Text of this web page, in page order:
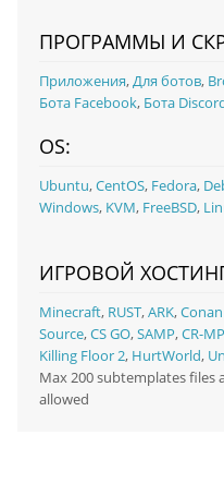
ПРОГРАММЫ И
Приложения,Для ботов,
Бота Facebook, Бота
OS:
Ubuntu,CentOS, Fedora,
Windows, KVM, FreeBSD,
ИГРОВОЙ
Minecraft, RUST,ARK,
Source,CS GO,SAMP,CR-MP
Killing Floor 2, HurtWorld,
Max 200 subtemplates files
allowed